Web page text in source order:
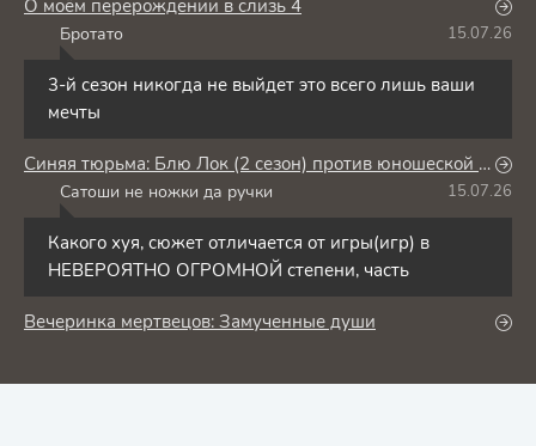
О моём перерождении в слизь 4
Бротато 15.07.26
3-й сезон никогда не выйдет это всего лишь ваши
мечты
Синяя тюрьма: Блю Лок (2 сезон) против юношеской сборной Японии
Сатоши не ножки да ручки 15.07.26
Какого хуя, сюжет отличается от игры(игр) в
НЕВЕРОЯТНО ОГРОМНОЙ степени, часть
Вечеринка мертвецов: Замученные души